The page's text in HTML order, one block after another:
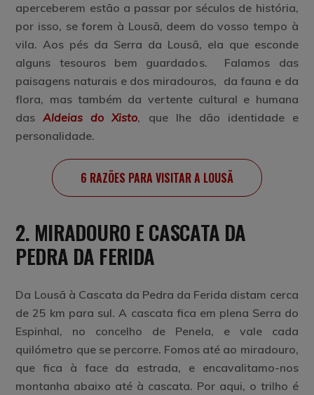
aperceberem estão a passar por séculos de história,
por isso, se forem à Lousã, deem do vosso tempo à
vila. Aos pés da Serra da Lousã, ela que esconde
alguns tesouros bem guardados. Falamos das
paisagens naturais e dos miradouros, da fauna e da
flora, mas também da vertente cultural e humana
dasAldeias do Xisto, que lhe dão identidade e
personalidade.
6 RAZÕES PARA VISITAR A LOUSÃ
2. MIRADOURO E CASCATA DA
PEDRA DA FERIDA
Da Lousã à Cascata da Pedra da Ferida distam cerca
de 25 km para sul. A cascata fica em plena Serra do
Espinhal, no concelho de Penela, e vale cada
quilómetro que se percorre. Fomos até ao miradouro,
que fica à face da estrada, e encavalitamo-nos
montanha abaixo até à cascata. Por aqui, o trilho é